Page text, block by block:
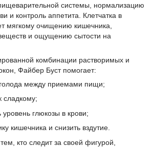
системы, нормализацию
и контроль аппетита. Клетчатка в
мягкому очищению кишечника,
и ощущению сытости на
комбинации растворимых и
Файбер Буст помогает:
голода между приемами пищи;
сладкому;
уровень глюкозы в крови;
кишечника и снизить вздутие.
кто следит за своей фигурой,